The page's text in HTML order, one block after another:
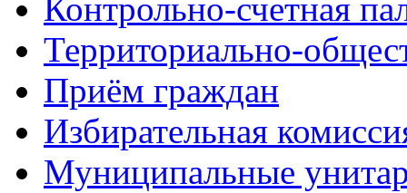
Контрольно-счетная
Территориально-
Приём граждан
Избирательная
Муниципальные